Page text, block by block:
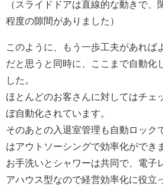
（スライドドアは直線的な動きで、
程度の隙間がありました）
このように、もう一歩工夫があれば
だと思うと同時に、ここまで自動化
した。
ほとんどのお客さんに対してはチェ
ぼ自動化されています。
そのあとの入退室管理も自動ロック
はアウトソーシングで効率化ができ
お手洗いとシャワーは共同で、電子
アハウス型なので経営効率化に役立